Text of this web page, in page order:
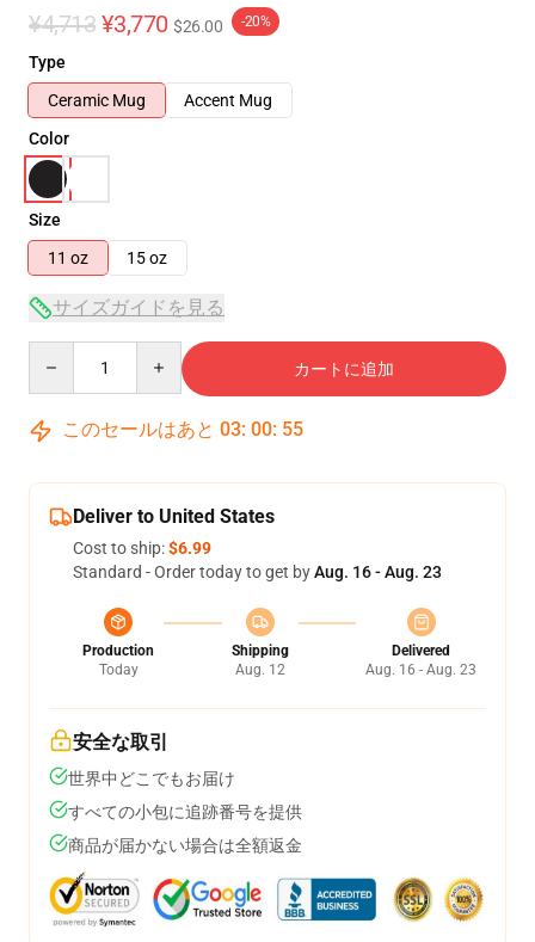
¥4,713 ¥3,770 $26.00 -20%
Type
Ceramic Mug
Accent Mug
Color
Size
11 oz
15 oz
サイズガイドを見る
カートに追加
このセールはあと 03: 00: 54
Deliver to United States
Cost to ship:$6.99
Standard - Order today to get byAug. 16 - Aug. 23
Production
Today
Shipping
Aug. 12
Delivered
Aug. 16 - Aug. 23
安全な取引
世界中どこでもお届け
すべての小包に追跡番号を提供
商品が届かない場合は全額返金